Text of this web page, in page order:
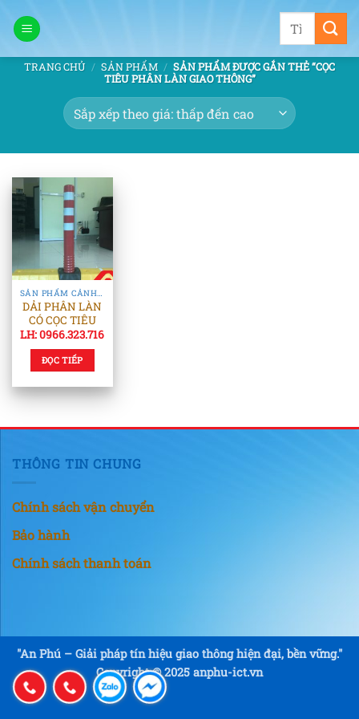
qua
dung
Tìm
TRANG CHỦ / SẢN PHẨM / SẢN PHẨM ĐƯỢC GẮN THẺ “CỌC
TIÊU PHÂN LÀN GIAO THÔNG”
SẢN PHẨM CẢNH BÁO AN TOÀN
DẢI PHÂN LÀN
CÓ CỌC TIÊU
LH: 0966.323.716
ĐỌC TIẾP
THÔNG TIN CHUNG
Chính sách vận chuyển
Bảo hành
Chính sách thanh toán
"An Phú – Giải pháp tín hiệu giao thông hiện đại, bền vững."
Copyright © 2025 anphu-ict.vn